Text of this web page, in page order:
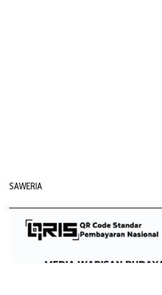
SAWERIA